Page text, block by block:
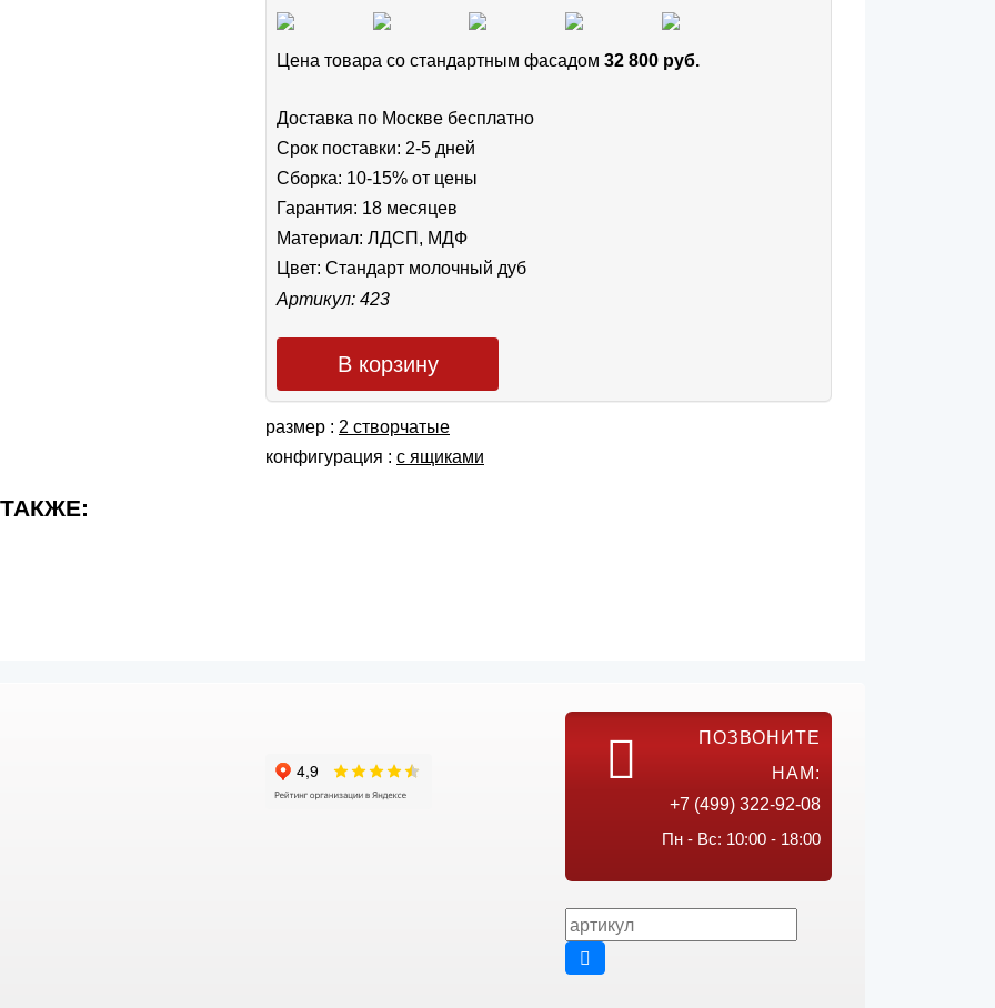
Цена товара cо стандартным фасадом 32 800 руб.
Доставка по Москве бесплатно
Срок поставки: 2-5 дней
Сборка: 10-15% от цены
Гарантия: 18 месяцев
Материал: ЛДСП, МДФ
Цвет: Стандарт молочный дуб
Артикул: 423
В корзину
размер : 2 створчатые
конфигурация : с ящиками
ПОЗВОНИТЕ
НАМ:
+7 (499) 322-92-08
Пн - Вс: 10:00 - 18:00